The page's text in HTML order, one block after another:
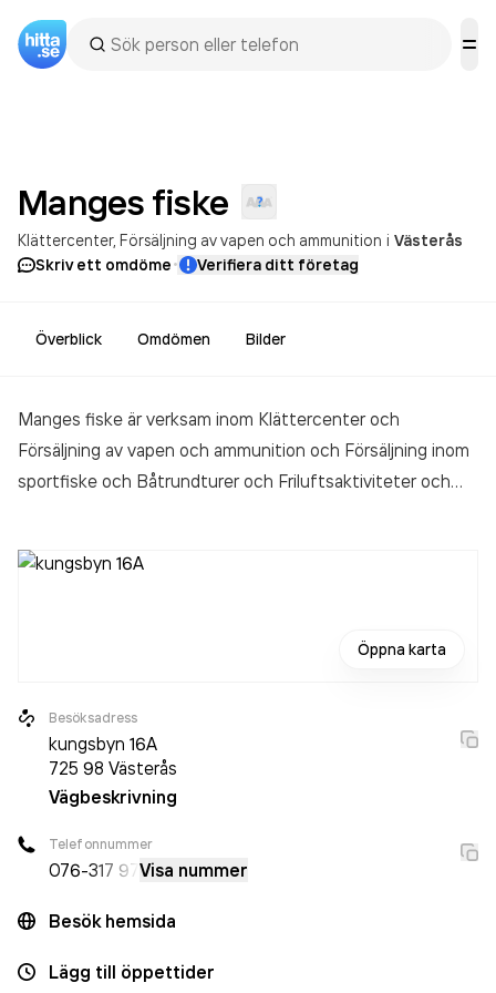
Manges fiske
Klättercenter Försäljning av vapen och ammunition i Västerås
Skriv ett omdöme· Verifiera ditt företag
Överblick Omdömen Bilder
Manges fiske är verksam inom Klättercenter och
Försäljning av vapen och ammunition och Försäljning inom
sportfiske och Båtrundturer och Friluftsaktiviteter och
Försäljning inom jakt och fiske och Fest- och
Försäljning av tält och Forsränning och flottfärder och
festarrangörer och Biljettförsäljning och Skateparker
Västerås.
Öppna karta
Besöksadress
kungsbyn 16A
725 98 Västerås
Vägbeskrivning
Telefonnummer
076-317 97 Visa nummer
Besök hemsida
Lägg till öppettider